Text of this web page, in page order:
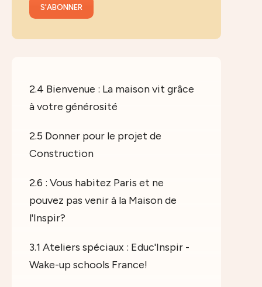
2.4 Bienvenue : La maison vit grâce
à votre générosité
2.5 Donner pour le projet de
Construction
2.6 : Vous habitez Paris et ne
pouvez pas venir à la Maison de
l'Inspir?
3.1 Ateliers spéciaux : Educ'Inspir -
Wake-up schools France!